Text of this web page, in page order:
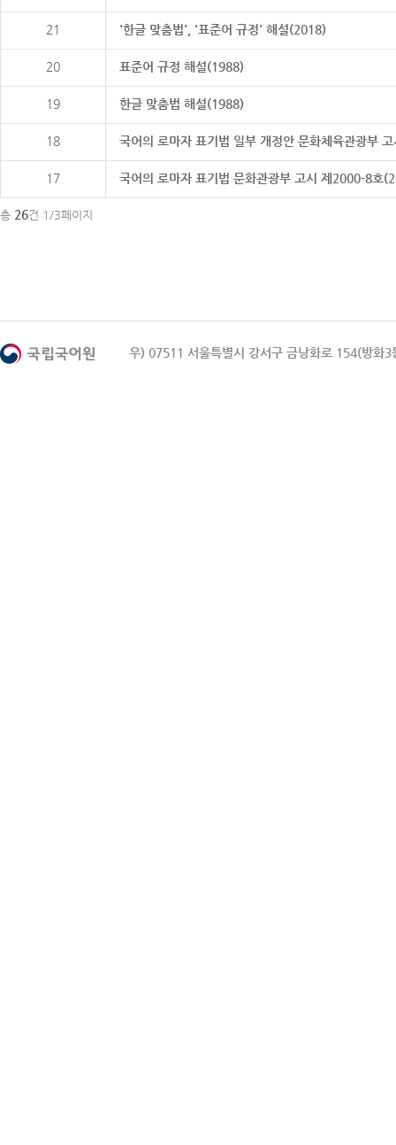
21 '한글 맞춤법', '표준어 규정' 해설(2018)
20 표준어 규정 해설(1988)
19 한글 맞춤법 해설(1988)
18 국어의 로마자 표기법 일부 개정안 문화체육관광부
17 국어의 로마자 표기법 문화관광부 고시 제2000-8호
총 26건 1/3페이지
우) 07511 서울특별시 강서구 금낭화로 154(방화3